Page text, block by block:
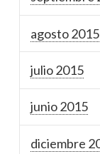
agosto 2015
julio 2015
junio 2015
diciembre